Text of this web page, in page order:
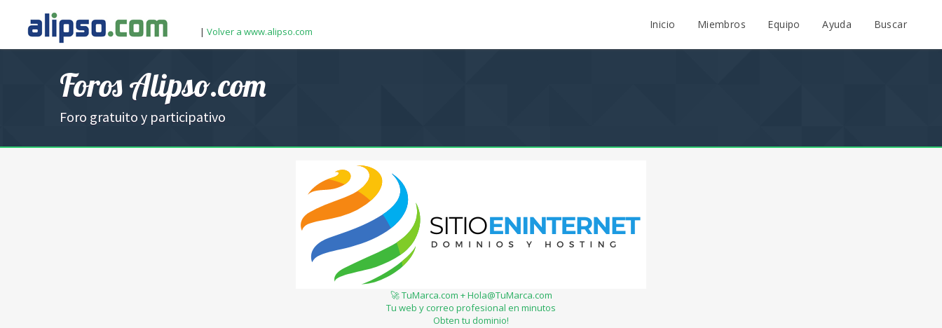
| Volver a www.alipso.com
Inicio Miembros Equipo Ayuda Buscar
Foros Alipso.com
Foro gratuito y participativo
🚀 TuMarca.com + Hola@TuMarca.com
Tu web y correo profesional en minutos
Obten tu dominio!